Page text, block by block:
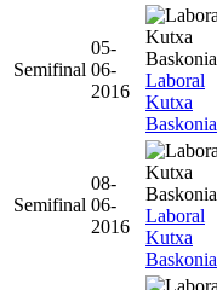
Semifinal
05-
06-
2016
Laboral
Kutxa
Baskonia
Semifinal
08-
06-
2016
Laboral
Kutxa
Baskonia